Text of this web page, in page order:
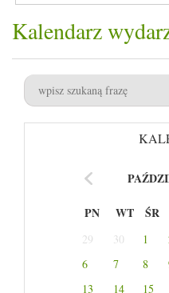
Kalendarz
PN WT ŚR
29 30 1
6
7 8
13
14 15